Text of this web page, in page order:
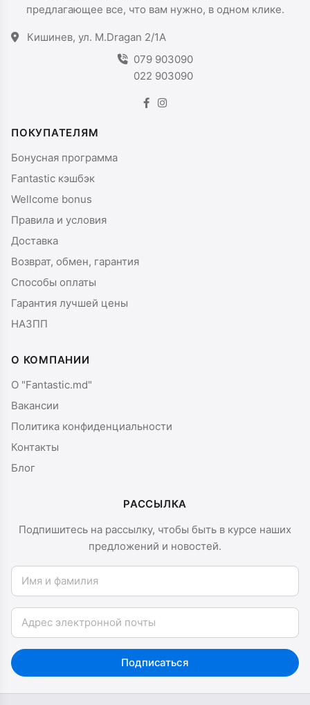
предлагающее все, что вам нужно, в одном клике.
Кишинев, ул. M.Dragan 2/1A
079 903090
022 903090
ПОКУПАТЕЛЯМ
Бонусная программа
Fantastic кэшбэк
Wellcome bonus
Правила и условия
Доставка
Возврат, обмен, гарантия
Способы оплаты
Гарантия лучшей цены
НАЗПП
О КОМПАНИИ
О "Fantastic.md"
Вакансии
Политика конфиденциальности
Контакты
Блог
РАССЫЛКА
Подпишитесь на рассылку, чтобы быть в курсе наших
предложений и новостей.
Имя и фамилия
Email
Подписаться